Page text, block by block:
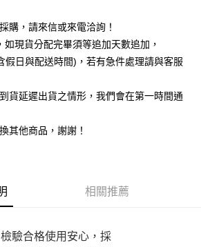
遠東國際商業銀行
永豐商業銀行
中國信託商業銀行
華泰商業銀行
遠東國際商業銀行
永豐商業銀行
兆豐國際商業銀行
台中商業銀行
華泰商業銀行
遠東國際商業銀行
星展（台灣）商業銀行
不需綁卡、不需儲值。
務後，再付款。
購，請來信或來電洽詢！
現貨分配完畢須等追加天數追加，
假日與配送時間)，若有急件處理請與客服
貨延遲出貨之情形，我們會在第一時間通
其他商品，謝謝！
相關推薦
檢驗合格使用安心，採